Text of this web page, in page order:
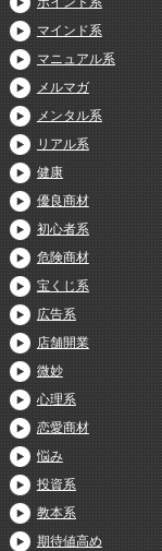
マインド系
マニュアル系
メルマガ
メンタル系
リアル系
健康
優良商材
初心者系
危険商材
宝くじ系
広告系
店舗開業
微妙
心理系
恋愛商材
悩み
投資系
教本系
期待値高め